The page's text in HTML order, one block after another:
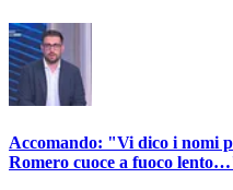
Accomando: "Vi dico i nomi
Romero cuoce a fuoco